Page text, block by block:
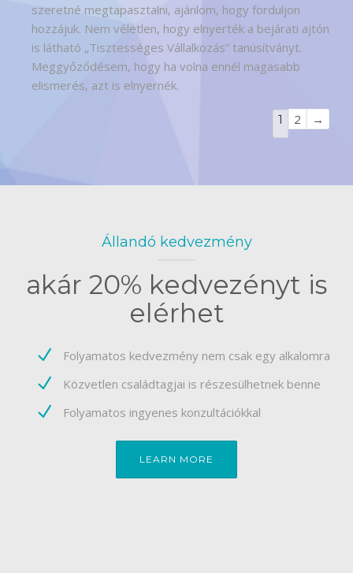
szeretné megtapasztalni, ajánlom, hogy forduljon
hozzájuk. Nem véletlen, hogy elnyerték a bejárati ajtón
is látható „Tisztességes Vállalkozás” tanúsítványt.
Meggyőződésem, hogy ha volna ennél magasabb
elismerés, azt is elnyernék.
Guestbook
list
1 2 →
Állandó kedvezmény
akár 20% kedvezényt is
elérhet
Folyamatos kedvezmény nem csak egy alkalomra
Közvetlen családtagjai is részesülhetnek benne
Folyamatos ingyenes konzultációkkal
LEARN MORE